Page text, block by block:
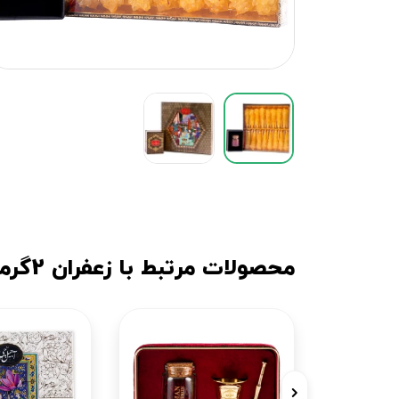
محصولات مرتبط با زعفران 2گرمی با نبات مینیاتور بهرامن